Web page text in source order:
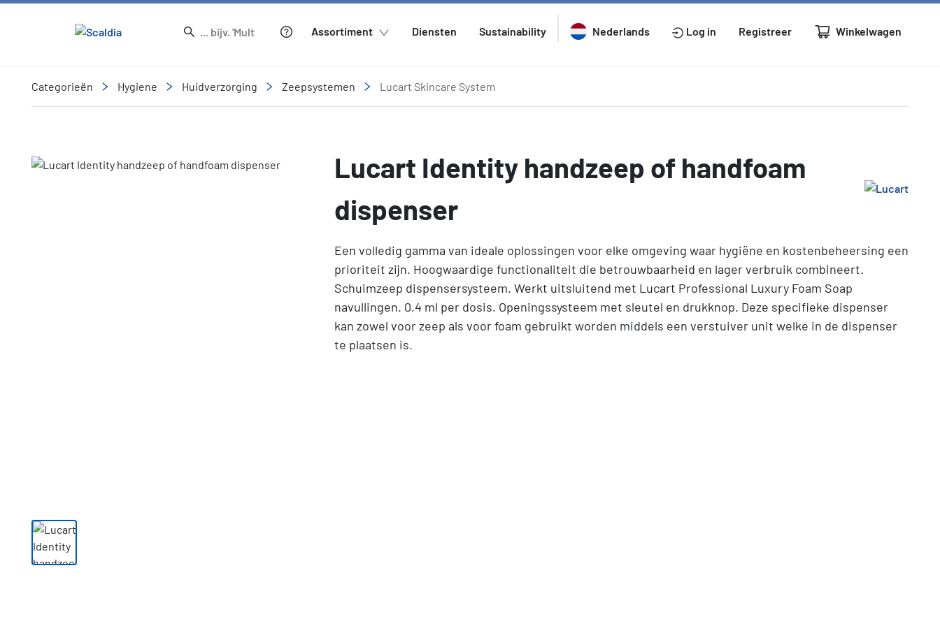
Assortiment Diensten Sustainability Nederlands Log in Registreer Winkelwagen
Categorieën Hygiene Huidverzorging Zeepsystemen Lucart Skincare System
Slide 1 of 1
Lucart Identity handzeep of handfoam
dispenser
Een volledig gamma van ideale oplossingen voor elke omgeving waar hygiëne en kostenbeheersing een
prioriteit zijn. Hoogwaardige functionaliteit die betrouwbaarheid en lager verbruik combineert.
Schuimzeep dispensersysteem. Werkt uitsluitend met Lucart Professional Luxury Foam Soap
navullingen. 0,4 ml per dosis. Openingssysteem met sleutel en drukknop. Deze specifieke dispenser
kan zowel voor zeep als voor foam gebruikt worden middels een verstuiver unit welke in de dispenser
te plaatsen is.